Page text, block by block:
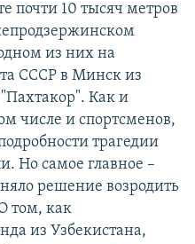
почти 10 тысяч метров
из них на
СССР в Минск из
Как и
числе и спортсменов,
трагедии
Но самое главное –
решение возродить
том, как
из Узбекистана,